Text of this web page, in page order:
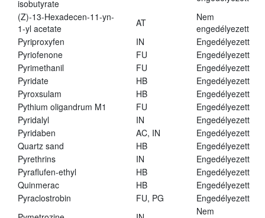
isobutyrate
(Z)-13-Hexadecen-11-yn-
1-yl acetate
AT
Nem
engedélyezett
Pyriproxyfen
IN
Engedélyezett
Pyriofenone
FU
Engedélyezett
Pyrimethanil
FU
Engedélyezett
Pyridate
HB
Engedélyezett
Pyroxsulam
HB
Engedélyezett
Pythium oligandrum M1
FU
Engedélyezett
Pyridalyl
IN
Engedélyezett
Pyridaben
AC, IN
Engedélyezett
Quartz sand
HB
Engedélyezett
Pyrethrins
IN
Engedélyezett
Pyraflufen-ethyl
HB
Engedélyezett
Quinmerac
HB
Engedélyezett
Pyraclostrobin
FU, PG
Engedélyezett
Nem